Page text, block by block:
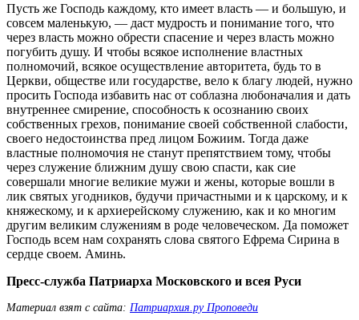
Пусть же Господь каждому, кто имеет власть — и большую, и
совсем маленькую, — даст мудрость и понимание того, что
через власть можно обрести спасение и через власть можно
погубить душу. И чтобы всякое исполнение властных
полномочий, всякое осуществление авторитета, будь то в
Церкви, обществе или государстве, вело к благу людей, нужно
просить Господа избавить нас от соблазна любоначалия и дать
внутреннее смирение, способность к осознанию своих
собственных грехов, понимание своей собственной слабости,
своего недостоинства пред лицом Божиим. Тогда даже
властные полномочия не станут препятствием тому, чтобы
через служение ближним душу свою спасти, как сие
совершали многие великие мужи и жены, которые вошли в
лик святых угодников, будучи причастными и к царскому, и к
княжескому, и к архиерейскому служению, как и ко многим
другим великим служениям в роде человеческом. Да поможет
Господь всем нам сохранять слова святого Ефрема Сирина в
сердце своем. Аминь.
Пресс-служба Патриарха Московского и всея Руси
Материал взят с сайта: Патриархия.ру Проповеди